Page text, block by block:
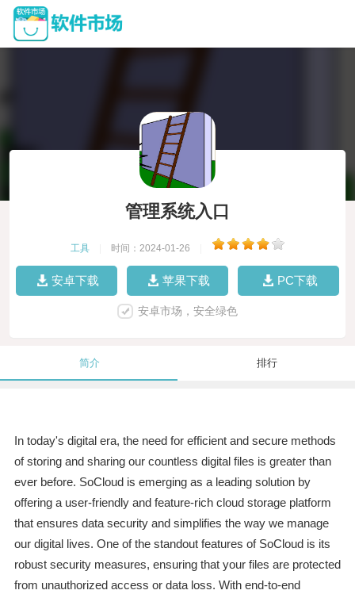
管理系统入口
工具 时间：2024-01-26
安卓下载 苹果下载 PC下载
安卓市场，安全绿色
简介 排行
In today's digital era, the need for efficient and secure methods
of storing and sharing our countless digital files is greater than
ever before. SoCloud is emerging as a leading solution by
offering a user-friendly and feature-rich cloud storage platform
that ensures data security and simplifies the way we manage
our digital lives. One of the standout features of SoCloud is its
robust security measures, ensuring that your files are protected
from unauthorized access or data loss. With end-to-end